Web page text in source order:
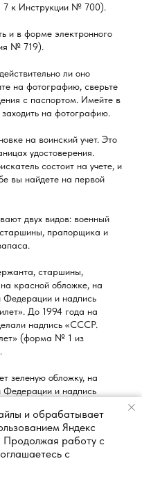
к Инструкции № 700).
и в форме электронного
№ 719).
ли оно
на фотографию, сверьте
с паспортом. Имейте в
на фотографию.
на воинский учет. Это
удостоверения.
состоит на учете, и
вы найдете на первой
двух видов: военный
прапорщика и
старшины,
красной обложке, на
Федерации и надпись
До 1994 года на
надпись «СССР.
(форма № 1 из
зеленую обложку, на
Федерации и надпись
№ 700).
Герб СССР и делали
билет офицера запаса
билет генерала запаса
и обрабатывает
Яндекс
работу с
с